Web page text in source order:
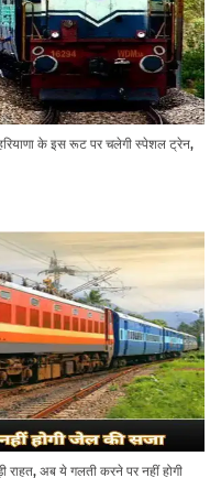
के इस रूट पर चलेगी स्पेशल ट्रेन,
अब ये गलती करने पर नहीं होगी